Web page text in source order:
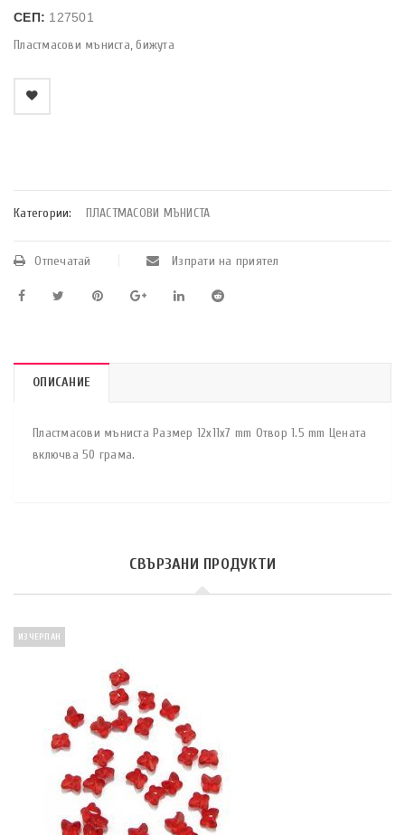
СЕП: 127501
Пластмасови мъниста, бижута
Категории: ПЛАСТМАСОВИ МЪНИСТА
Отпечатай Изпрати на приятел
ОПИСАНИЕ
Пластмасови мъниста Размер 12х11х7 mm Отвор 1.5 mm Цената
включва 50 грама.
СВЪРЗАНИ ПРОДУКТИ
ИЗЧЕРПАН